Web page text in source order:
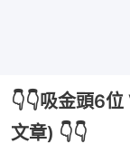
👇👇吸金頭6
文章) 👇👇